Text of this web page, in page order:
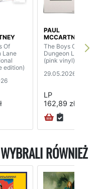
Of
Lane
edition)
PAUL
MCCARTNEY
The Boys Of
Dungeon Lane
(pink vinyl)
29.05.2026
LP
162,89 zł
RÓWNIEŻ